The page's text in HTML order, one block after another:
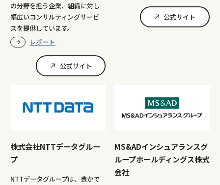
の分野を担う企業、組織に対し
幅広いコンサルティングサービ
スを提供しています。
レポート
公式サイト
公式サイト
株式会社NTTデータグルー
プ
NTTデータグループは、豊かで
MS&ADインシュアランスグ
ループホールディングス株式
会社